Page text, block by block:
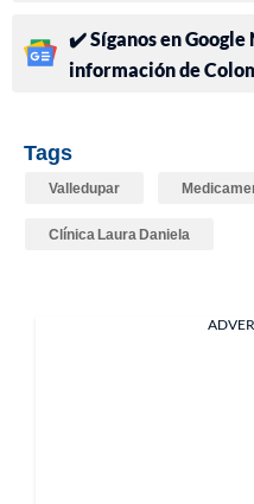
✔️ Síganos en
información de
Tags
Valledupar
Clínica Laura Daniela